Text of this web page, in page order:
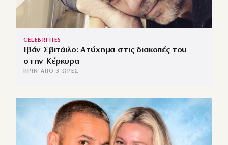
CELEBRITIES
Ιβάν Σβιτάιλο: Ατύχημα στις διακοπές του
στην Κέρκυρα
ΠΡΙΝ ΑΠΌ 3 ΏΡΕΣ